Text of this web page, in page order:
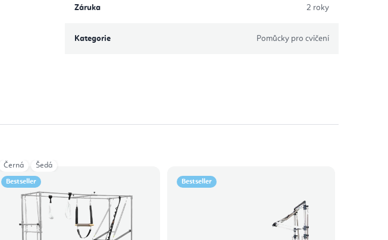
Záruka 2 roky
Kategorie Pomůcky pro cvičení
Bestseller
Černá Šedá
Bestseller